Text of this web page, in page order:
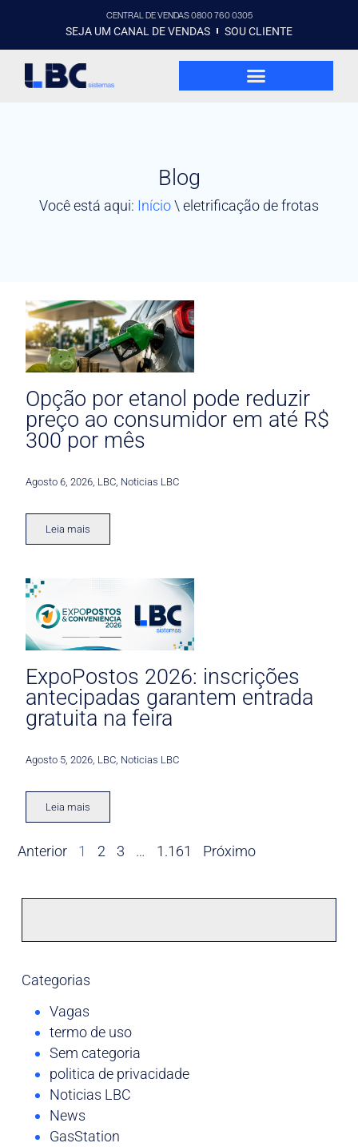
CENTRAL DE VENDAS 0800 760 0305
SEJA UM CANAL DE VENDAS SOU CLIENTE
Blog
Você está aqui: Início\ eletrificação de frotas
Opção por etanol pode reduzir
preço ao consumidor em até R$
300 por mês
Agosto 6, 2026 LBC Noticias LBC
Leia mais
ExpoPostos 2026: inscrições
antecipadas garantem entrada
gratuita na feira
Agosto 5, 2026 LBC Noticias LBC
Leia mais
Anterior 1 2 3 … 1.161 Próximo
Categorias
Vagas
termo de uso
Sem categoria
politica de privacidade
Noticias LBC
News
GasStation